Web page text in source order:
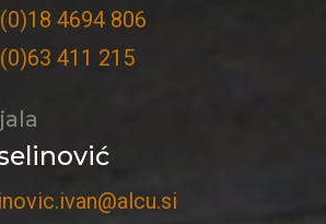
4694 806
411 215